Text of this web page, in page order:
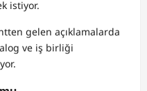
istiyor.
gelen açıklamalarda
ve iş birliği